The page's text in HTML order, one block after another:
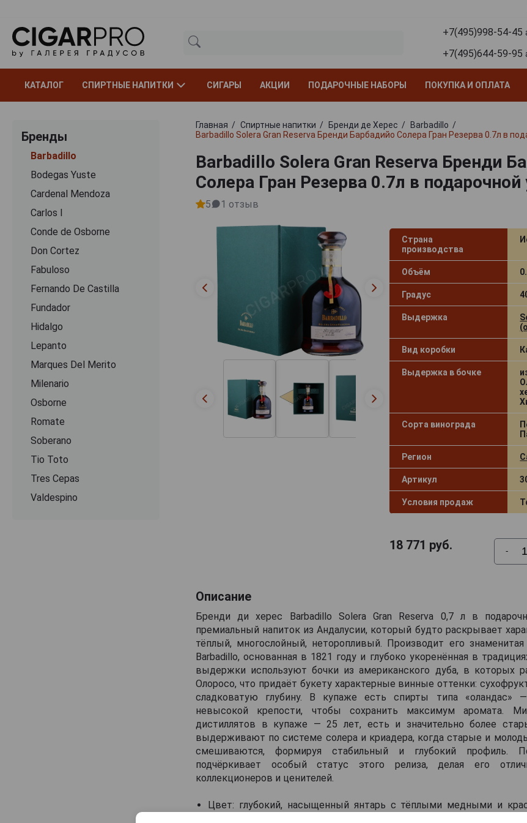
+7(495)998-54-45
+7(495)644-59-95
КАТАЛОГ СПИРТНЫЕ НАПИТКИ СИГАРЫ АКЦИИ ПОДАРОЧНЫЕ НАБОРЫ ПОКУПКА И ОПЛАТА
Бренды
Barbadillo
Bodegas Yuste
Cardenal Mendoza
Carlos I
Conde de Osborne
Don Cortez
Fabuloso
Fernando De Castilla
Fundador
Hidalgo
Lepanto
Marques Del Merito
Milenario
Osborne
Romate
Soberano
Tio Toto
Tres Cepas
Valdespino
Главная Спиртные напитки Бренди де Херес
Barbadillo
Barbadillo Solera Gran Reserva Бренди Барбадийо Солера Гран Резерва 0.7л в
Barbadillo Solera Gran Reserva Бренди
Солера Гран Резерва 0.7л в подарочной
5 1 отзыв
Страна
производства
Объём
Градус
Выдержка
Вид коробки
Выдержка в бочке
Сорта винограда
Регион
Артикул
Условия продаж
18 771 руб. -
Описание
Бренди ди херес Barbadillo Solera Gran Reserva 0,7 л в
премиальный напиток из Андалусии, который будто раскрывает
тёплый, многослойный, неторопливый. Производит его знаменитая
Barbadillo, основанная в 1821 году и глубоко укоренённая в
выдержки используют бочки из американского дуба, в которых
Олоросо, что придаёт букету характерные винные оттенки:
сладковатую глубину. В купаже есть спирты типа «оландас»
невысокой крепости, чтобы сохранить максимум аромата.
дистиллятов в купаже — 25 лет, есть и значительно более
выдерживают по системе солера и криадера, когда старые и
смешиваются, формируя стабильный и глубокий профиль.
подчёркивает особый статус этого релиза, делая его
коллекционеров и ценителей.
Цвет: глубокий, насыщенный янтарь с тёплыми медными и